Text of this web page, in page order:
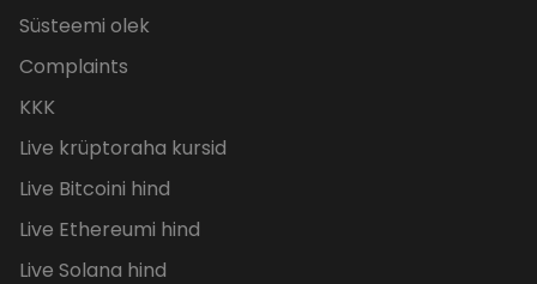
Süsteemi olek
Complaints
KKK
Live krüptoraha kursid
Live Bitcoini hind
Live Ethereumi hind
Live Solana hind